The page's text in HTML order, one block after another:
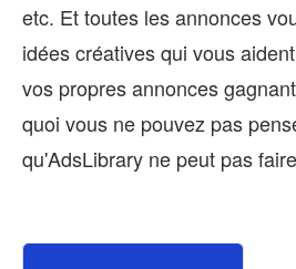
etc. Et toutes les annonces
idées créatives qui vous
vos propres annonces
quoi vous ne pouvez pas
qu'AdsLibrary ne peut pas